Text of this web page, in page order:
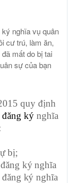
nghĩa vụ quân
cư trú, làm ăn,
mất do bị tai
sự của bạn
quy định
đăng ký nghĩa
bị;
ký nghĩa
ký nghĩa